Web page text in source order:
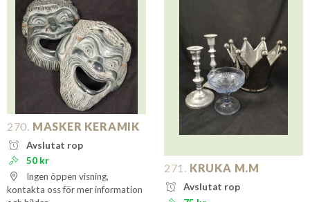
270. MASKER KERAMIK
Avslutat rop
50 kr
Ingen öppen visning,
kontakta oss för mer information
271. KRUKA M.M
Avslutat rop